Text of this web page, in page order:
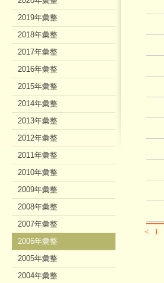
< 1
2019年彙整
2018年彙整
2017年彙整
2016年彙整
2015年彙整
2014年彙整
2013年彙整
2012年彙整
2011年彙整
2010年彙整
2009年彙整
2008年彙整
2007年彙整
2006年彙整
2005年彙整
2004年彙整